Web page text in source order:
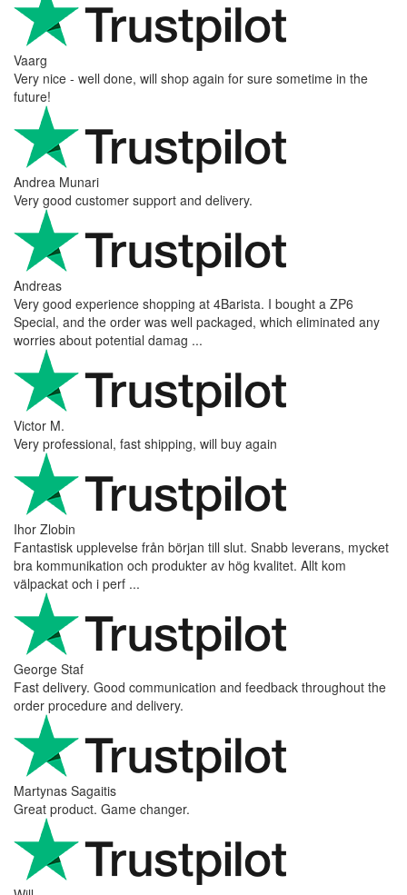
Vaarg
Very nice - well done, will shop again for sure sometime in the
future!
Andrea Munari
Very good customer support and delivery.
Andreas
Very good experience shopping at 4Barista. I bought a ZP6
Special, and the order was well packaged, which eliminated any
worries about potential damag ...
Victor M.
Very professional, fast shipping, will buy again
Ihor Zlobin
Fantastisk upplevelse från början till slut. Snabb leverans, mycket
bra kommunikation och produkter av hög kvalitet. Allt kom
välpackat och i perf ...
George Staf
Fast delivery. Good communication and feedback throughout the
order procedure and delivery.
Martynas Sagaitis
Great product. Game changer.